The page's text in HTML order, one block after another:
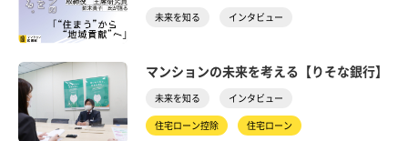
未来を知る インタビュー
マンションの未来を考える【りそな銀行】
未来を知る インタビュー
住宅ローン控除 住宅ローン